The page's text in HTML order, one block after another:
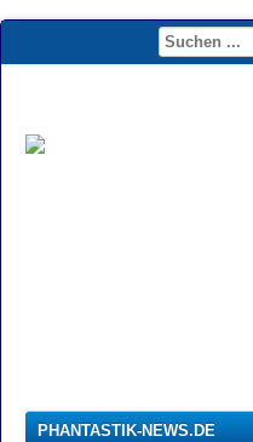
PHANTASTIK-NEWS.DE